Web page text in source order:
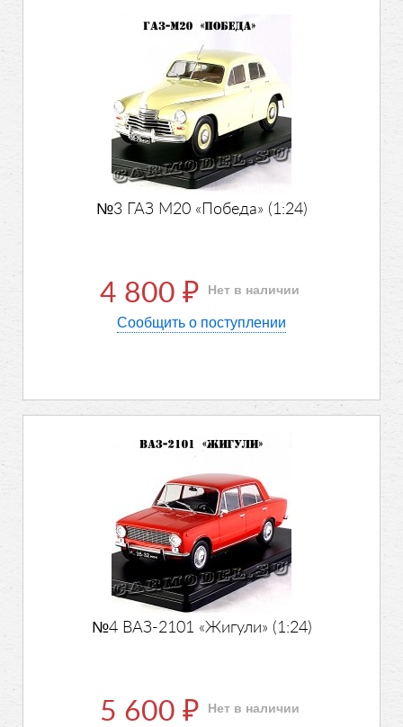
№3 ГАЗ М20 «Победа» (1:24)
4 800 ₽ Нет в наличии
Сообщить о поступлении
№4 ВАЗ-2101 «Жигули» (1:24)
5 600 ₽ Нет в наличии